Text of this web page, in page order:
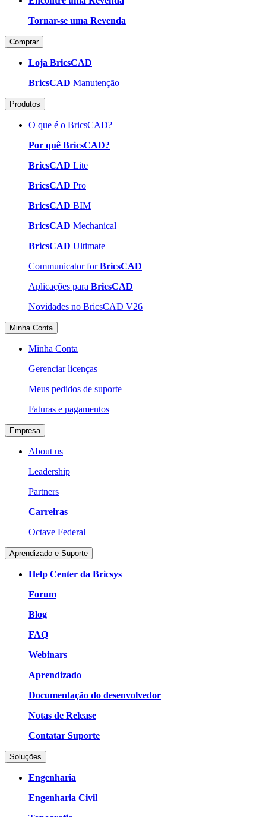
Tornar-se uma Revenda
Comprar
Loja BricsCAD
BricsCAD Manutenção
Produtos
O que é o BricsCAD?
Por quê BricsCAD?
BricsCAD Lite
BricsCAD Pro
BricsCAD BIM
BricsCAD Mechanical
BricsCAD Ultimate
Communicator forBricsCAD
Aplicações para BricsCAD
Novidades no BricsCAD V26
Minha Conta
Minha Conta
Gerenciar licenças
Meus pedidos de suporte
Faturas e pagamentos
Empresa
About us
Leadership
Partners
Carreiras
Octave Federal
Aprendizado e Suporte
Help Center da Bricsys
Forum
Blog
FAQ
Webinars
Aprendizado
Documentação do desenvolvedor
Notas de Release
Contatar Suporte
Soluções
Engenharia
Engenharia Civil